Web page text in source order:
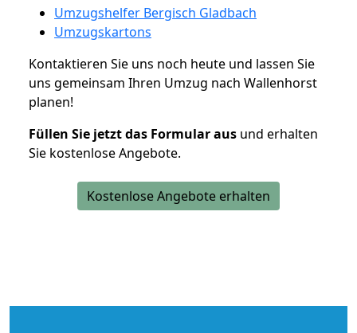
Umzugshelfer Bergisch Gladbach
Umzugskartons
Kontaktieren Sie uns noch heute und lassen Sie
uns gemeinsam Ihren Umzug nach Wallenhorst
planen!
Füllen Sie jetzt das Formular aus und erhalten
Sie kostenlose Angebote.
Kostenlose Angebote erhalten